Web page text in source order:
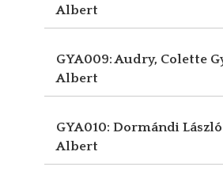
Albert
GYA009: Audry, Colette
Albert
GYA010: Dormándi László
Albert